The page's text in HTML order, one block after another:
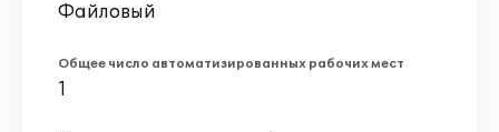
Файловый
Общее число автоматизированных рабочих мест
1